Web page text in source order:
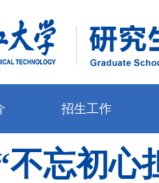
招生工作
“不忘初